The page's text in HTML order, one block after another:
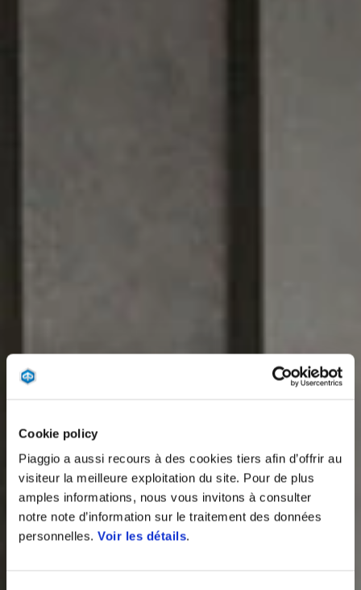
Cookie policy
Piaggio a aussi recours à des cookies tiers afin d’offrir au
visiteur la meilleure exploitation du site. Pour de plus
amples informations, nous vous invitons à consulter
notre note d’information sur le traitement des données
personnelles. Voir les détails.